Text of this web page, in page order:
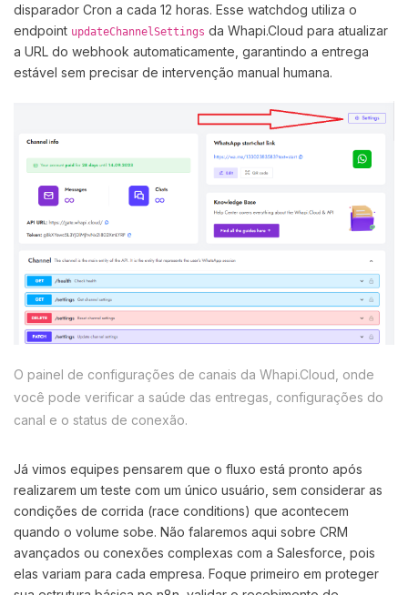
disparador Cron a cada 12 horas. Esse watchdog utiliza o
endpoint updateChannelSettings da Whapi.Cloud para atualizar
a URL do webhook automaticamente, garantindo a entrega
estável sem precisar de intervenção manual humana.
O painel de configurações de canais da Whapi.Cloud, onde
você pode verificar a saúde das entregas, configurações do
canal e o status de conexão.
Já vimos equipes pensarem que o fluxo está pronto após
realizarem um teste com um único usuário, sem considerar as
condições de corrida (race conditions) que acontecem
quando o volume sobe. Não falaremos aqui sobre CRM
avançados ou conexões complexas com a Salesforce, pois
elas variam para cada empresa. Foque primeiro em proteger